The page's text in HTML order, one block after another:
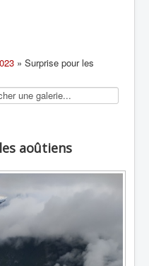
» Surprise pour les
aoûtiens